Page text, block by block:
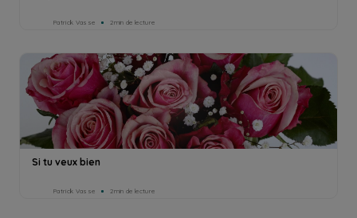
Patrick Vasse 2min de lecture
Si tu veux bien
Patrick Vasse 2min de lecture